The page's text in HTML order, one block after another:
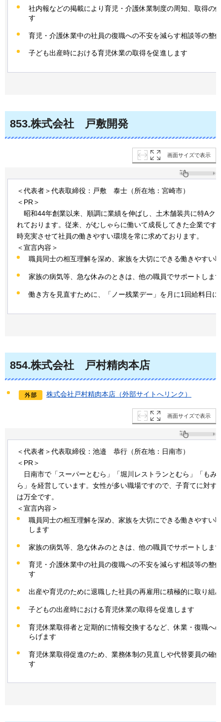
社内報などの掲載により育児・介護休業制度の周知、取得の
す
育児・介護休業中の社員の復職への不安を減らす相談等の整
子ども出産時における育児休業の取得を促進します
853.株式会社 戸敷開発
画面サイズで表示
＜代表者＞代表取締役：戸敷 泰士（所在地：宮崎市）
＜PR＞
昭和44年創業以来、順調に業績を伸ばし、土木舗装共に特Aク
れております。従来、がむしゃらに働いて成長してきた企業です
時充実させて社員の働きやすい環境を常に求めております。
＜宣言内容＞
職員同士の相互理解を深め、家族を大切にできる働きやすい
家族の病気等、急な休みのときは、他の職員でサポートしま
働き方を見直すために、「ノー残業デー」を月に1回給料日に
854.株式会社 戸村精肉本店
株式会社戸村精肉本店（外部サイトへリンク）
画面サイズで表示
＜代表者＞代表取締役：池邉 恭行（所在地：日南市）
＜PR＞
日南市で「スーパーとむら」「堀川レストランとむら」「もみ
ら」を経営しています。女性が多い職場ですので、子育てに対す
は万全です。
＜宣言内容＞
職員同士の相互理解を深め、家族を大切にできる働きやすい
します
家族の病気等、急な休みのときは、他の職員でサポートしま
育児・介護休業中の社員の復職への不安を減らす相談等の整
す
出産や育児のために退職した社員の再雇用に積極的に取り組
子どもの出産時における育児休業の取得を促進します
育児休業取得者と定期的に情報交換するなど、休業・復職へ
らげます
育児休業取得促進のため、業務体制の見直しや代替要員の確
す